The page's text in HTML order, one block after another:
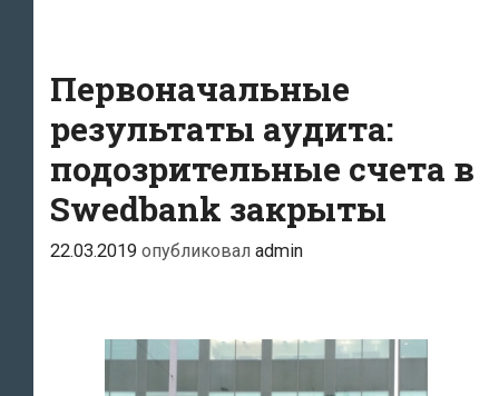
Первоначальные
результаты аудита:
подозрительные счета в
Swedbank закрыты
22.03.2019 опубликовал admin